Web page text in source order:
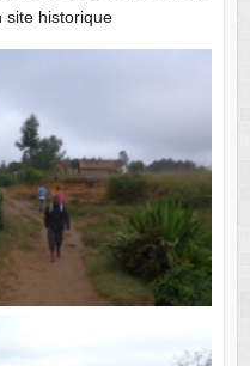
site historique